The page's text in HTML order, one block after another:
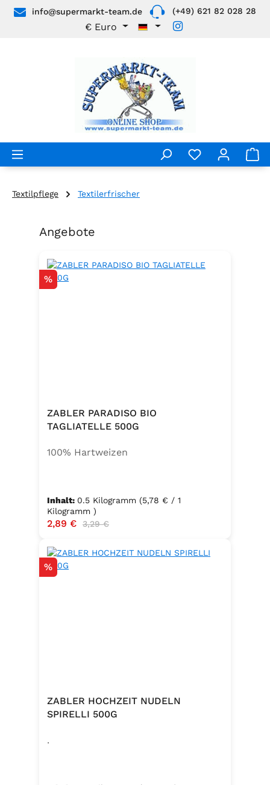
Zum Hauptinhalt springen
info@supermarkt-team.de (+49) 621 82 028 28
€ Euro
Textilpflege Textilerfrischer
Produktgalerie überspringen
Angebote
Rabatt
%
ZABLER PARADISO BIO
TAGLIATELLE 500G
100% Hartweizen
Inhalt: 0.5 Kilogramm (5,78 € / 1
Kilogramm )
Verkaufspreis:
2,89 € Regulärer Preis:
3,29 €
Rabatt
%
ZABLER HOCHZEIT NUDELN
SPIRELLI 500G
.